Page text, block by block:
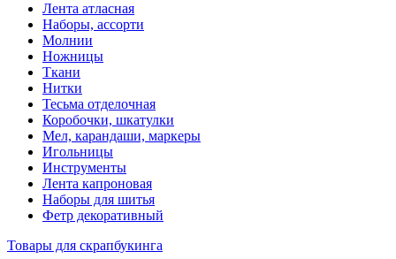
Лента атласная
Наборы, ассорти
Молнии
Ножницы
Ткани
Нитки
Тесьма отделочная
Коробочки, шкатулки
Мел, карандаши, маркеры
Игольницы
Инструменты
Лента капроновая
Наборы для шитья
Фетр декоративный
Товары для скрапбукинга